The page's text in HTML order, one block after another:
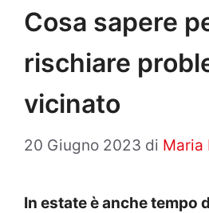
Cosa sapere
rischiare
vicinato
20 Giugno 2023 di Maria
In estate è anche tempo